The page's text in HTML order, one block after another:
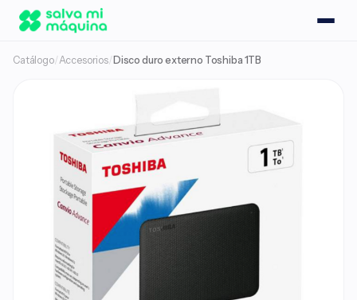
Catálogo/Accesorios/ Disco duro externo Toshiba 1TB